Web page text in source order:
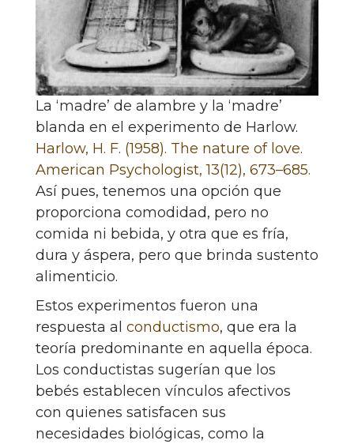
La ‘madre’ de alambre y la ‘madre’
blanda en el experimento de Harlow.
Harlow, H. F. (1958). The nature of love.
American Psychologist, 13(12), 673–685.
Así pues, tenemos una opción que
proporciona comodidad, pero no
comida ni bebida, y otra que es fría,
dura y áspera, pero que brinda sustento
alimenticio.
Estos experimentos fueron una
respuesta al conductismo, que era la
teoría predominante en aquella época.
Los conductistas sugerían que los
bebés establecen vínculos afectivos
con quienes satisfacen sus
necesidades biológicas, como la